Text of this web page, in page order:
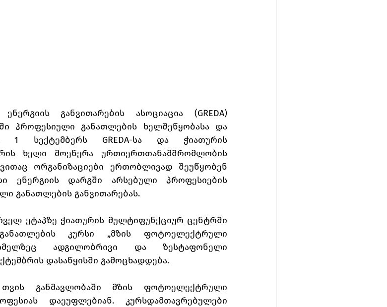
განვითარების ასოციაცია (GREDA)
პროფესიული განათლების ხელშეწყობასა და
1 სექტემბერს GREDA-სა და ჭიათურის
ხელი მოეწერა ურთიერთთანამშრომლობის
ორგანიზაციები ერთობლივად შეუწყობენ
ენერგიის დარგში არსებული პროფესიების
განათლების განვითარებას.
ეტაპზე ჭიათურის მულტიფუნქციურ ცენტრში
კურსი „მზის ფოტოელექტრული
ადგილობრივი და ზესტაფონელი
დასაწყისში გამოცხადდება.
განმავლობაში მზის ფოტოელექტრული
დაეუფლებიან. კურსდამთავრებულები